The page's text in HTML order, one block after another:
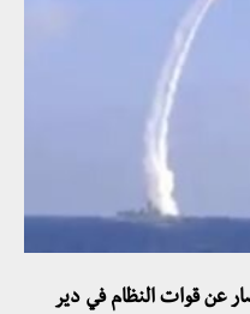
عن قوات النظام في دير